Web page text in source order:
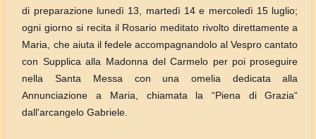
di preparazione lunedì 13, martedì 14 e mercoledì 15 luglio;
ogni giorno si recita il Rosario meditato rivolto direttamente a
Maria, che aiuta il fedele accompagnandolo al Vespro cantato
con Supplica alla Madonna del Carmelo per poi proseguire
nella Santa Messa con una omelia dedicata alla
Annunciazione a Maria, chiamata la “Piena di Grazia“
dall'arcangelo Gabriele.